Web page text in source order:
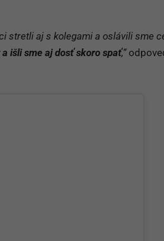
stretli aj s kolegami a oslávili sme
išli sme aj dosť skoro spať,“